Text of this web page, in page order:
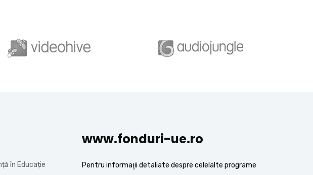
în Educație
www.fonduri-ue.ro
Pentru informaţii detaliate despre celelalte programe